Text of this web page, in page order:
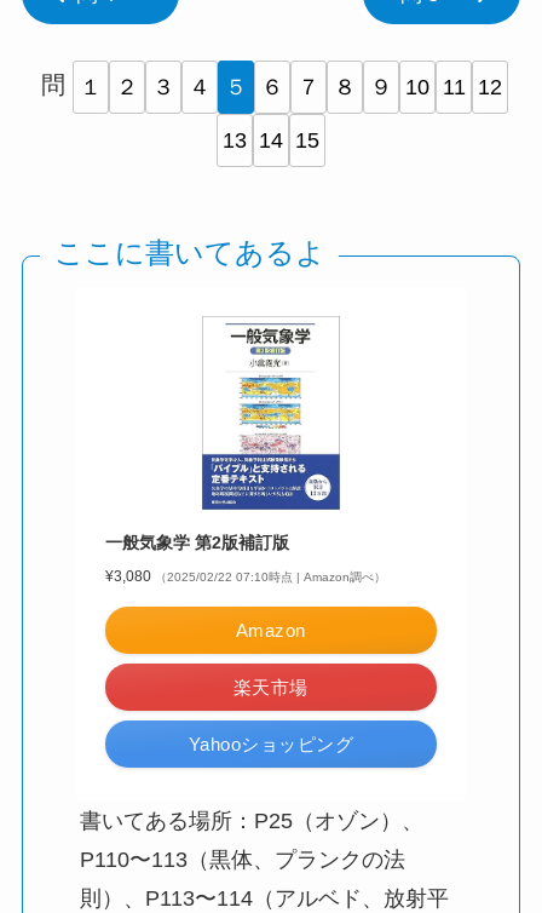
問 １ ２ ３ ４ ５ ６ ７ ８ ９ 10 11 12
13 14 15
ここに書いてあるよ
一般気象学 第2版補訂版
¥3,080 （2025/02/22 07:10時点 | Amazon調べ）
Amazon
楽天市場
Yahooショッピング
書いてある場所：P25（オゾン）、
P110〜113（黒体、プランクの法
則）、P113〜114（アルベド、放射平